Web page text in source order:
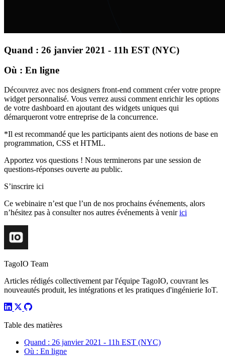
Quand : 26 janvier 2021 - 11h EST (NYC)
Où : En ligne
Découvrez avec nos designers front-end comment créer votre propre
widget personnalisé. Vous verrez aussi comment enrichir les options
de votre dashboard en ajoutant des widgets uniques qui
démarqueront votre entreprise de la concurrence.
*Il est recommandé que les participants aient des notions de base en
programmation, CSS et HTML.
Apportez vos questions ! Nous terminerons par une session de
questions-réponses ouverte au public.
S’inscrire ici
Ce webinaire n’est que l’un de nos prochains événements, alors
n’hésitez pas à consulter nos autres événements à venirici
TagoIO Team
Articles rédigés collectivement par l'équipe TagoIO, couvrant les
nouveautés produit, les intégrations et les pratiques d'ingénierie IoT.
Table des matières
Quand : 26 janvier 2021 - 11h EST (NYC)
Où : En ligne